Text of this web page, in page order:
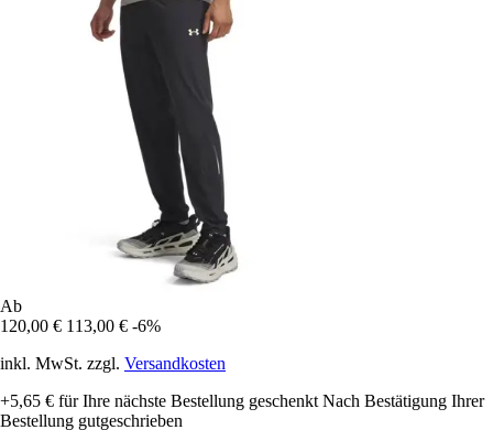
Ab
120,00 € 113,00 € -6%
inkl. MwSt. zzgl. Versandkosten
+5,65 € für Ihre nächste Bestellung geschenkt Nach Bestätigung Ihrer
Bestellung gutgeschrieben